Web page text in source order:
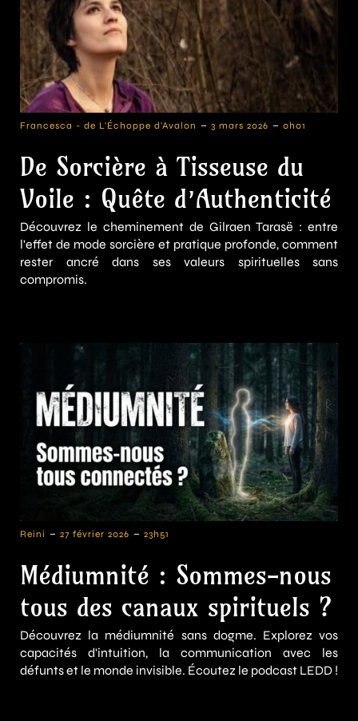
Francesca - de L'Échoppe d'Avalon - 3 mars 2026 - 0h01
De Sorcière à Tisseuse du
Voile : Quête d’Authenticité
Découvrez le cheminement de Gilraen Tarasë : entre
l'effet de mode sorcière et pratique profonde, comment
rester ancré dans ses valeurs spirituelles sans
compromis.
Reini - 27 février 2026 - 23h51
Médiumnité : Sommes-nous
tous des canaux spirituels ?
Découvrez la médiumnité sans dogme. Explorez vos
capacités d'intuition, la communication avec les
défunts et le monde invisible. Écoutez le podcast LEDD !